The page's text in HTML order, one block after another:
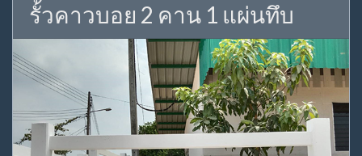
รั้วคาวบอย 2 คาน 1 แผ่นทึบ